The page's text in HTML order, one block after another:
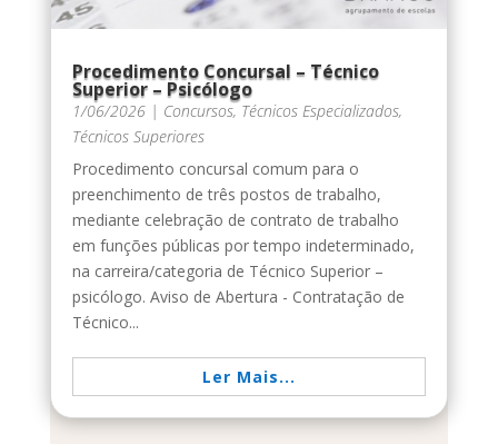
Procedimento Concursal – Técnico
Superior – Psicólogo
1/06/2026| Concursos, Técnicos Especializados,
Técnicos Superiores
Procedimento concursal comum para o
preenchimento de três postos de trabalho,
mediante celebração de contrato de trabalho
em funções públicas por tempo indeterminado,
na carreira/categoria de Técnico Superior –
psicólogo. Aviso de Abertura - Contratação de
Técnico...
Ler Mais...